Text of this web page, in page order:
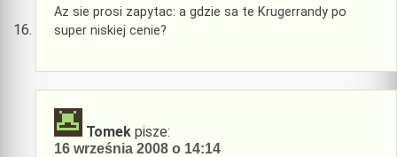
Az sie prosi zapytac: a gdzie sa te Krugerrandy po
super niskiej cenie?
Tomek pisze:
16 września 2008 o 14:14